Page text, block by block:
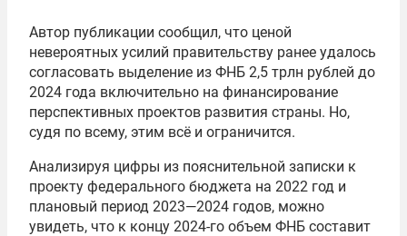
Автор публикации сообщил, что ценой
невероятных усилий правительству ранее удалось
согласовать выделение из ФНБ 2,5 трлн рублей до
2024 года включительно на финансирование
перспективных проектов развития страны. Но,
судя по всему, этим всё и ограничится.
Анализируя цифры из пояснительной записки к
проекту федерального бюджета на 2022 год и
плановый период 2023—2024 годов, можно
увидеть, что к концу 2024-го объем ФНБ составит